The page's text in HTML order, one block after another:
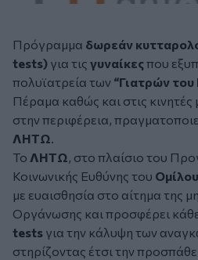
Πρόγραμμα δωρεάν
tests) για τις γυναίκεςπου
πολυϊατρεία των “Γιατρών
Πέραμα καθώς και στις
στην περιφέρεια,
ΛΗΤΩ.
Το ΛΗΤΩ, στο πλαίσιο του
Κοινωνικής Ευθύνης του
με ευαισθησία στο αίτημα της
Οργάνωσης και προσφέρει
tests για την κάλυψη των
στηρίζοντας έτσι την